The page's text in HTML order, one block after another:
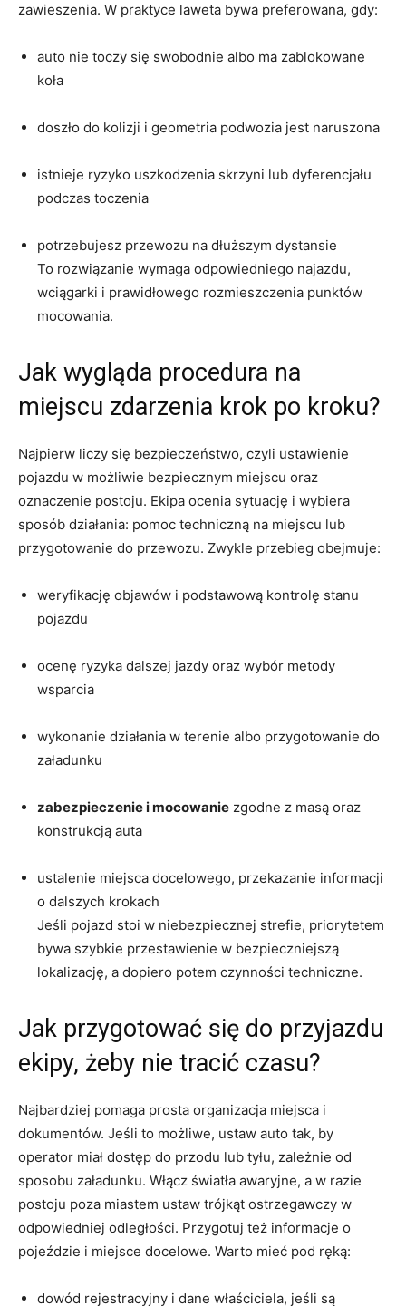
zawieszenia. W praktyce laweta bywa preferowana, gdy:
auto nie toczy się swobodnie albo ma zablokowane
koła
doszło do kolizji i geometria podwozia jest naruszona
istnieje ryzyko uszkodzenia skrzyni lub dyferencjału
podczas toczenia
potrzebujesz przewozu na dłuższym dystansie
To rozwiązanie wymaga odpowiedniego najazdu,
wciągarki i prawidłowego rozmieszczenia punktów
mocowania.
Jak wygląda procedura na
miejscu zdarzenia krok po kroku?
Najpierw liczy się bezpieczeństwo, czyli ustawienie
pojazdu w możliwie bezpiecznym miejscu oraz
oznaczenie postoju. Ekipa ocenia sytuację i wybiera
sposób działania: pomoc techniczną na miejscu lub
przygotowanie do przewozu. Zwykle przebieg obejmuje:
weryfikację objawów i podstawową kontrolę stanu
pojazdu
ocenę ryzyka dalszej jazdy oraz wybór metody
wsparcia
wykonanie działania w terenie albo przygotowanie do
załadunku
zabezpieczenie i mocowanie zgodne z masą oraz
konstrukcją auta
ustalenie miejsca docelowego, przekazanie informacji
o dalszych krokach
Jeśli pojazd stoi w niebezpiecznej strefie, priorytetem
bywa szybkie przestawienie w bezpieczniejszą
lokalizację, a dopiero potem czynności techniczne.
Jak przygotować się do przyjazdu
ekipy, żeby nie tracić czasu?
Najbardziej pomaga prosta organizacja miejsca i
dokumentów. Jeśli to możliwe, ustaw auto tak, by
operator miał dostęp do przodu lub tyłu, zależnie od
sposobu załadunku. Włącz światła awaryjne, a w razie
postoju poza miastem ustaw trójkąt ostrzegawczy w
odpowiedniej odległości. Przygotuj też informacje o
pojeździe i miejsce docelowe. Warto mieć pod ręką:
dowód rejestracyjny i dane właściciela, jeśli są